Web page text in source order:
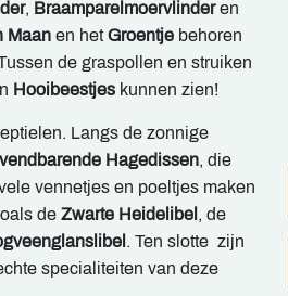
, Braamparelmoervlinderen
Maan en hetGroentje behoren
de graspollen en struiken
Hooibeestjes kunnen zien!
Langs de zonnige
Hagedissen, die
vennetjes en poeltjes maken
de Zwarte Heidelibel , de
. Ten slotte zijn
specialiteiten van deze